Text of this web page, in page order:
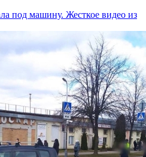
под машину. Жесткое видео из